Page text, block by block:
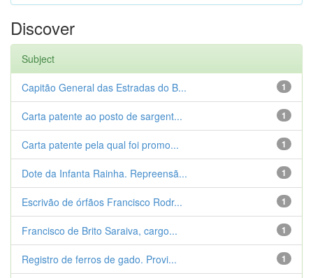
Discover
Subject
1
Capitão General das Estradas do B...
1
Carta patente ao posto de sargent...
1
Carta patente pela qual foi promo...
1
Dote da Infanta Rainha. Repreensã...
1
Escrivão de órfãos Francisco Rodr...
1
Francisco de Brito Saraiva, cargo...
1
Registro de ferros de gado. Provi...